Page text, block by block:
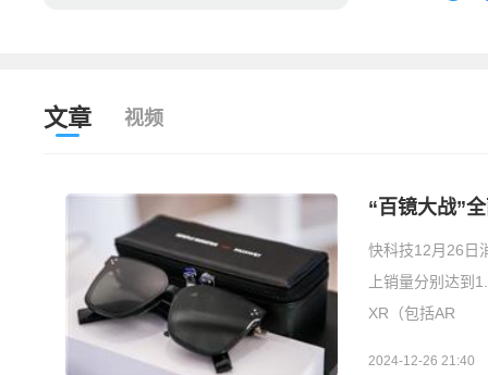
文章 视频
“百镜大战”
快科技12月26日
上销量分别达到
XR（包括AR
2024-12-26 21:40